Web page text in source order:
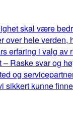
skal være
hele verden,
erfaring i valg
Raske svar og
og
sikkert kunne